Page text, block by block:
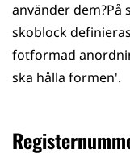
använder dem?På
skoblock
fotformad
ska hålla formen'.